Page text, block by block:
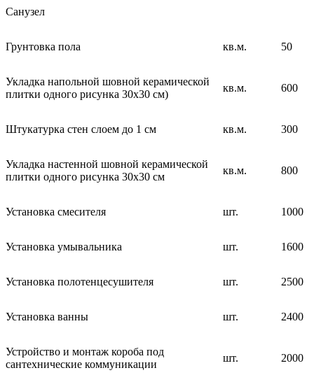
Санузел
Грунтовка пола кв.м. 50
Укладка напольной шовной керамической
плитки одного рисунка 30х30 см)
кв.м. 600
Штукатурка стен слоем до 1 см кв.м. 300
Укладка настенной шовной керамической
плитки одного рисунка 30х30 см
кв.м. 800
Установка смесителя шт. 1000
Установка умывальника шт. 1600
Установка полотенцесушителя шт. 2500
Установка ванны шт. 2400
Устройство и монтаж короба под
сантехнические коммуникации
шт. 2000